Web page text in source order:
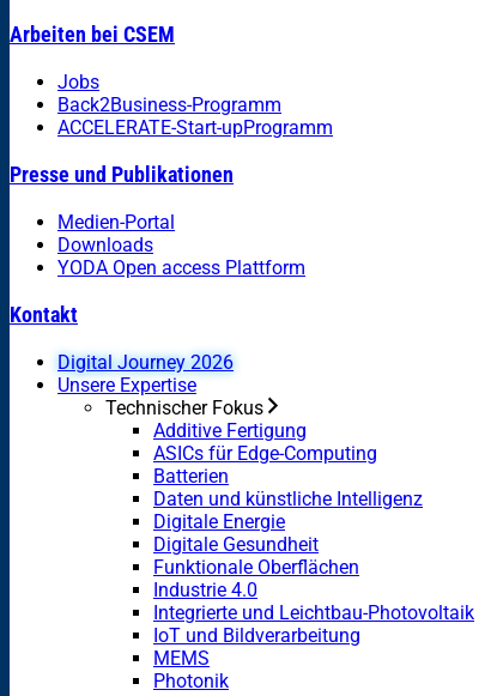
Arbeiten bei CSEM
Jobs
Back2Business-Programm
ACCELERATE-Start-upProgramm
Presse und Publikationen
Medien-Portal
Downloads
YODA Open access Plattform
Kontakt
Digital Journey 2026
Unsere Expertise
Technischer Fokus
Additive Fertigung
ASICs für Edge-Computing
Batterien
Daten und künstliche Intelligenz
Digitale Energie
Digitale Gesundheit
Funktionale Oberflächen
Industrie 4.0
Integrierte und Leichtbau-Photovoltaik
IoT und Bildverarbeitung
MEMS
Photonik